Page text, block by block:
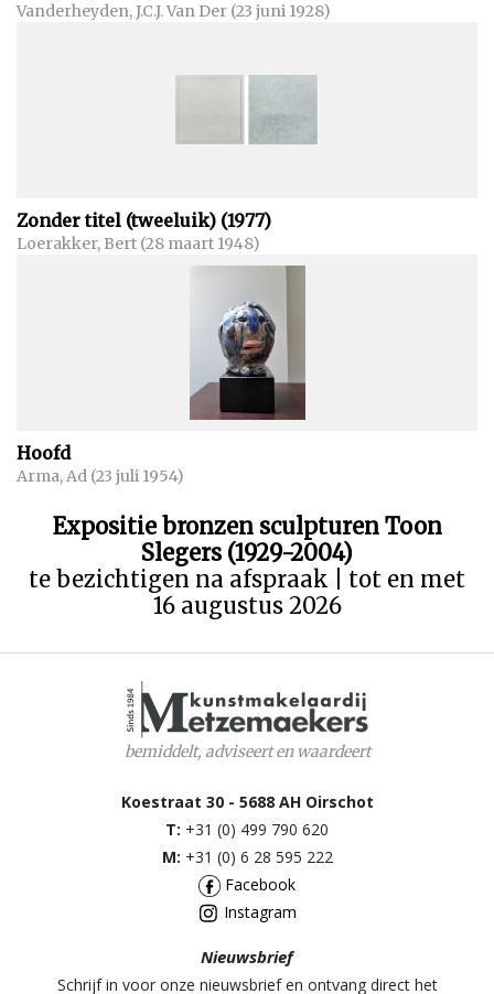
Vanderheyden, J.C.J. Van Der (23 juni 1928)
Zonder titel (tweeluik) (1977)
Loerakker, Bert (28 maart 1948)
Hoofd
Arma, Ad (23 juli 1954)
Expositie bronzen sculpturen Toon
Slegers (1929-2004)
te bezichtigen na afspraak | tot en met
16 augustus 2026
bemiddelt, adviseert en waardeert
Koestraat 30 - 5688 AH Oirschot
T: +31 (0) 499 790 620
M: +31 (0) 6 28 595 222
Facebook
Instagram
Nieuwsbrief
Schrijf in voor onze nieuwsbrief en ontvang direct het